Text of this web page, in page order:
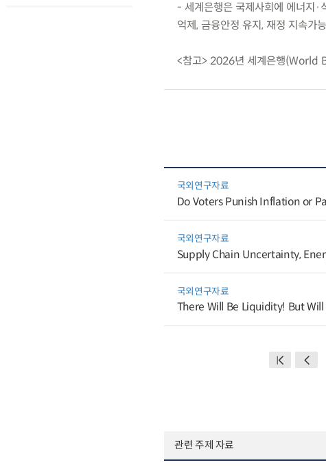
- 세계은행은 국제사회에 에너지·
억제, 금융안정 유지, 재정 지속가
<참고> 2026년 세계은행(World
국외연구자료
Do Voters Punish Inflation or
국외연구자료
Supply Chain Uncertainty,
국외연구자료
There Will Be Liquidity! But
관련 주제 자료